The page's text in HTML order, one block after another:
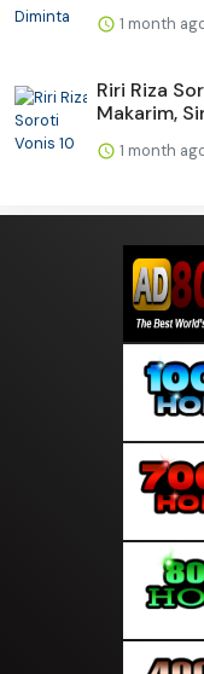
1 month
Riri Riza
Makarim,
1 month